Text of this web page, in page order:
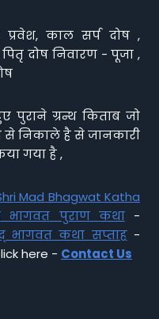
काल सर्प दोष ,
दोष निवारण - पूजा ,
पुराने ग्रन्थ किताब जो
निकाले है से जानकारी
गया है ,
Mad Bhagwat Katha
भागवत पुराण कथा-
भागवत कथा सप्ताह-
here - Contact Us